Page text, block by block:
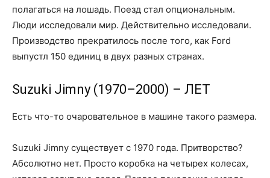
полагаться на лошадь. Поезд стал опциональным.
Люди исследовали мир. Действительно исследовали.
Производство прекратилось после того, как Ford
выпустл 150 единиц в двух разных странах.
Suzuki Jimny (1970–2000) – ЛЕТ
Есть что-то очаровательное в машине такого размера.
Suzuki Jimny существует с 1970 года. Притворство?
Абсолютно нет. Просто коробка на четырех колесах,